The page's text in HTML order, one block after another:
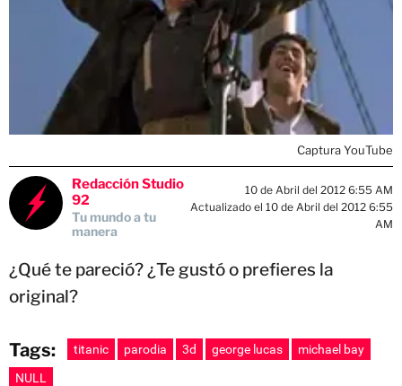
Captura YouTube
Redacción Studio
92
Tu mundo a tu
manera
10 de Abril del 2012 6:55 AM
Actualizado el 10 de Abril del 2012 6:55
AM
¿Qué te pareció? ¿Te gustó o prefieres la
original?
Tags: titanic parodia 3d george lucas
michael bay
NULL